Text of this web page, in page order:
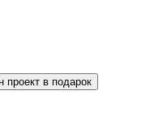
проект в подарок